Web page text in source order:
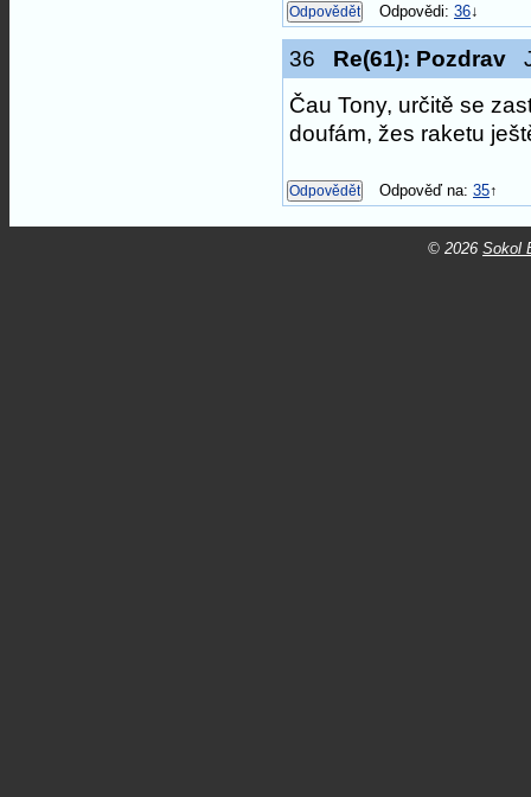
Odpovědi: 36↓
36 Re(61): Pozdrav
Čau Tony, určitě se
doufám, žes raketu
Odpověď na: 35↑
© 2026 Sokol